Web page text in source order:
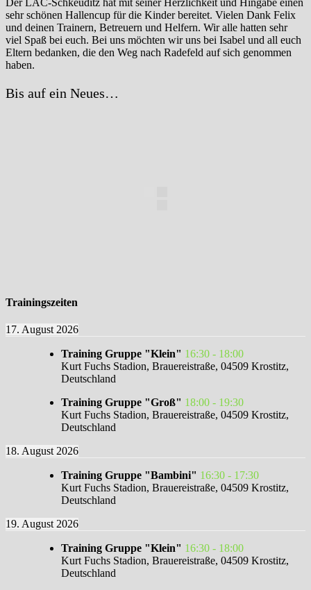
sehr schönen Hallencup für die Kinder bereitet. Vielen Dank Felix
und deinen Trainern, Betreuern und Helfern. Wir alle hatten sehr
viel Spaß bei euch. Bei uns möchten wir uns bei Isabel und all euch
Eltern bedanken, die den Weg nach Radefeld auf sich genommen
haben.
Bis auf ein Neues…
Trainingszeiten
17. August 2026
Training Gruppe "Klein" 16:30 - 18:00
Kurt Fuchs Stadion, Brauereistraße, 04509 Krostitz,
Deutschland
Training Gruppe "Groß" 18:00 - 19:30
Kurt Fuchs Stadion, Brauereistraße, 04509 Krostitz,
Deutschland
18. August 2026
Training Gruppe "Bambini" 16:30 - 17:30
Kurt Fuchs Stadion, Brauereistraße, 04509 Krostitz,
Deutschland
19. August 2026
Training Gruppe "Klein" 16:30 - 18:00
Kurt Fuchs Stadion, Brauereistraße, 04509 Krostitz,
Deutschland